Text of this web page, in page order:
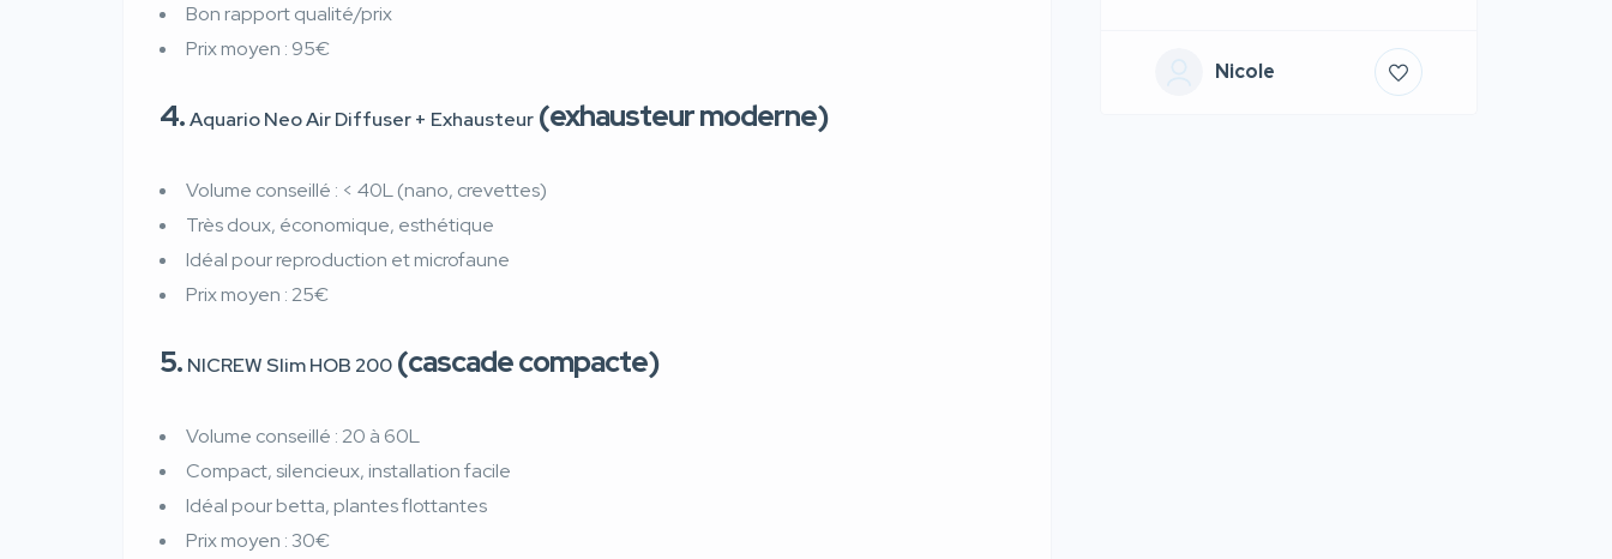
Bon rapport qualité/prix
Prix moyen : 95€
4.Aquario Neo Air Diffuser + Exhausteur (exhausteur moderne)
Volume conseillé : < 40L (nano, crevettes)
Très doux, économique, esthétique
Idéal pour reproduction et microfaune
Prix moyen : 25€
5. NICREW Slim HOB 200 (cascade compacte)
Volume conseillé : 20 à 60L
Compact, silencieux, installation facile
Idéal pour betta, plantes flottantes
Prix moyen : 30€
Nicole